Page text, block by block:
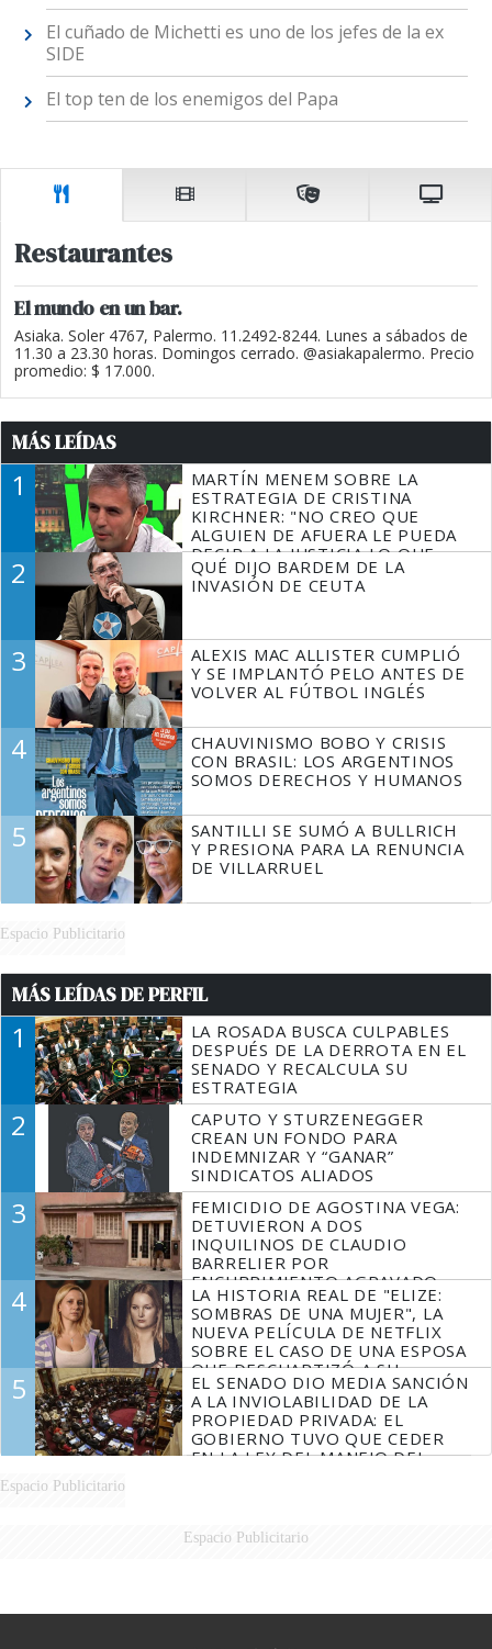
El cuñado de Michetti es uno de los jefes de la ex
SIDE
El top ten de los enemigos del Papa
Restaurantes
El mundo en un bar.
Asiaka. Soler 4767, Palermo. 11.2492-8244. Lunes a sábados de
11.30 a 23.30 horas. Domingos cerrado. @asiakapalermo. Precio
promedio: $ 17.000.
MÁS LEÍDAS
1
MARTÍN MENEM SOBRE LA
ESTRATEGIA DE CRISTINA
KIRCHNER: "NO CREO QUE
ALGUIEN DE AFUERA LE PUEDA
DECIR A LA JUSTICIA LO QUE
TIENE QUE HACER"
2
QUÉ DIJO BARDEM DE LA
INVASIÓN DE CEUTA
3
ALEXIS MAC ALLISTER CUMPLIÓ
Y SE IMPLANTÓ PELO ANTES DE
VOLVER AL FÚTBOL INGLÉS
4
CHAUVINISMO BOBO Y CRISIS
CON BRASIL: LOS ARGENTINOS
SOMOS DERECHOS Y HUMANOS
5
SANTILLI SE SUMÓ A BULLRICH
Y PRESIONA PARA LA RENUNCIA
DE VILLARRUEL
Espacio Publicitario
MÁS LEÍDAS DE PERFIL
1
LA ROSADA BUSCA CULPABLES
DESPUÉS DE LA DERROTA EN EL
SENADO Y RECALCULA SU
ESTRATEGIA
2
CAPUTO Y STURZENEGGER
CREAN UN FONDO PARA
INDEMNIZAR Y “GANAR”
SINDICATOS ALIADOS
3
FEMICIDIO DE AGOSTINA VEGA:
DETUVIERON A DOS
INQUILINOS DE CLAUDIO
BARRELIER POR
ENCUBRIMIENTO AGRAVADO
4
LA HISTORIA REAL DE "ELIZE:
SOMBRAS DE UNA MUJER", LA
NUEVA PELÍCULA DE NETFLIX
SOBRE EL CASO DE UNA ESPOSA
QUE DESCUARTIZÓ A SU
MARIDO
5
EL SENADO DIO MEDIA SANCIÓN
A LA INVIOLABILIDAD DE LA
PROPIEDAD PRIVADA: EL
GOBIERNO TUVO QUE CEDER
EN LA LEY DEL MANEJO DEL
Espacio Publicitario
Espacio Publicitario